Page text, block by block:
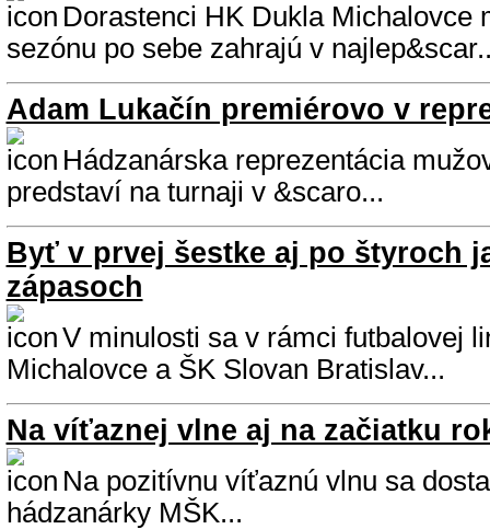
Dorastenci HK Dukla Michalovce
sezónu po sebe zahrajú v
Adam Lukačín premiérovo v
Hádzanárska reprezentácia
predstaví na turnaji v &scaro...
Byť v prvej šestke aj po štyroch
zápasoch
V minulosti sa v rámci futbalovej
Michalovce a ŠK Slovan Bratislav...
Na víťaznej vlne aj na začiatku
Na pozitívnu víťaznú vlnu sa
hádzanárky MŠK...